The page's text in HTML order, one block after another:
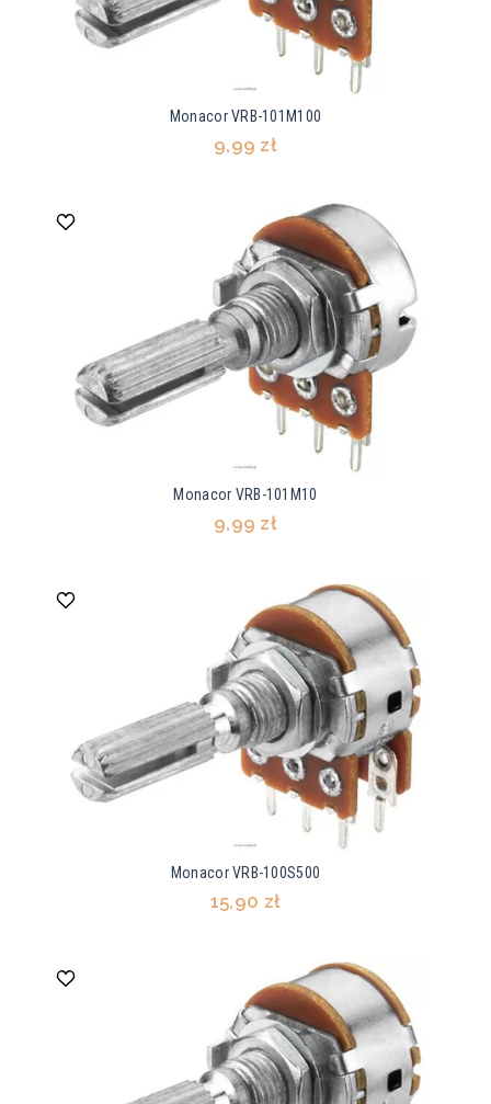
Monacor VRB-101M100
9,99 zł
Monacor VRB-101M10
9,99 zł
Monacor VRB-100S500
15,90 zł